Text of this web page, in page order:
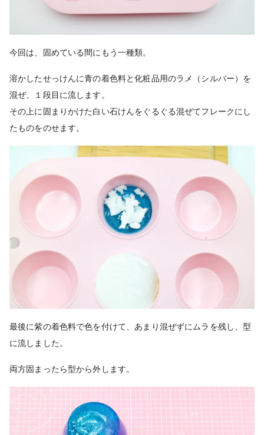
今回は、固めている間にもう一種類。
溶かしたせっけんに青の着色料と化粧品用のラメ（シルバー）を
混ぜ、１段目に流します。
その上に固まりかけた白い石けんをぐるぐる混ぜてフレークにし
たものをのせます。
最後に紫の着色料で色を付けて、あまり混ぜずにムラを残し、型
に流しました。
両方固まったら型から外します。